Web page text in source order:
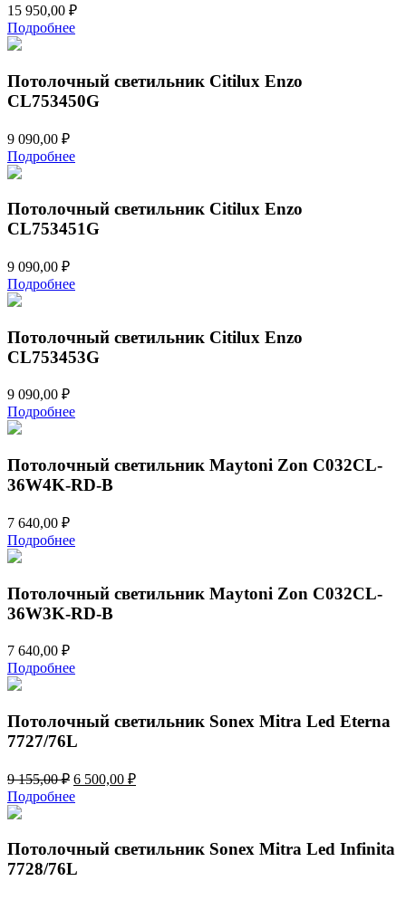
15 950,00 ₽
Подробнее
Потолочный светильник Citilux Enzo
CL753450G
9 090,00 ₽
Подробнее
Потолочный светильник Citilux Enzo
CL753451G
9 090,00 ₽
Подробнее
Потолочный светильник Citilux Enzo
CL753453G
9 090,00 ₽
Подробнее
Потолочный светильник Maytoni Zon C032CL-
36W4K-RD-B
7 640,00 ₽
Подробнее
Потолочный светильник Maytoni Zon C032CL-
36W3K-RD-B
7 640,00 ₽
Подробнее
Потолочный светильник Sonex Mitra Led Eterna
7727/76L
9 155,00₽ Первоначальная
цена
составляла
155,00 ₽.
6 500,00 ₽Текущая
Подробнее
Потолочный светильник Sonex Mitra Led Infinita
7728/76L